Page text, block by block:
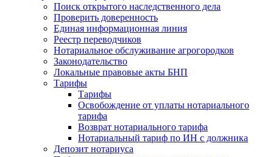
Поиск открытого наследственного дела
Проверить доверенность
Единая информационная линия
Реестр переводчиков
Нотариальное обслуживание агрогородков
Законодательство
Локальные правовые акты БНП
Тарифы
Тарифы
Освобождение от уплаты нотариального
тарифа
Возврат нотариального тарифа
Нотариальный тариф по ИН с должника
Депозит нотариуса